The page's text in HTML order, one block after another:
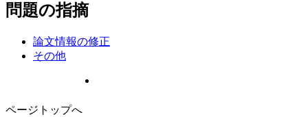
問題の指摘
論文情報の修正
その他
ページトップへ